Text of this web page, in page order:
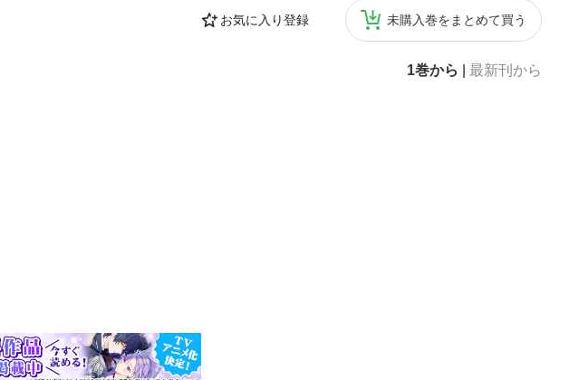
お気に入り登録 未購入巻をまとめて買う
1巻から 最新刊から